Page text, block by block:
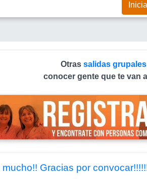
Otras salidas grupales
conocer gente que te van
Gracias por